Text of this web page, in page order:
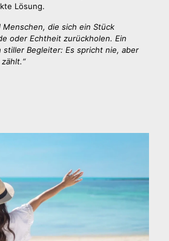
Lösung.
Menschen, die sich ein Stück
oder Echtheit zurückholen. Ein
Begleiter: Es spricht nie, aber